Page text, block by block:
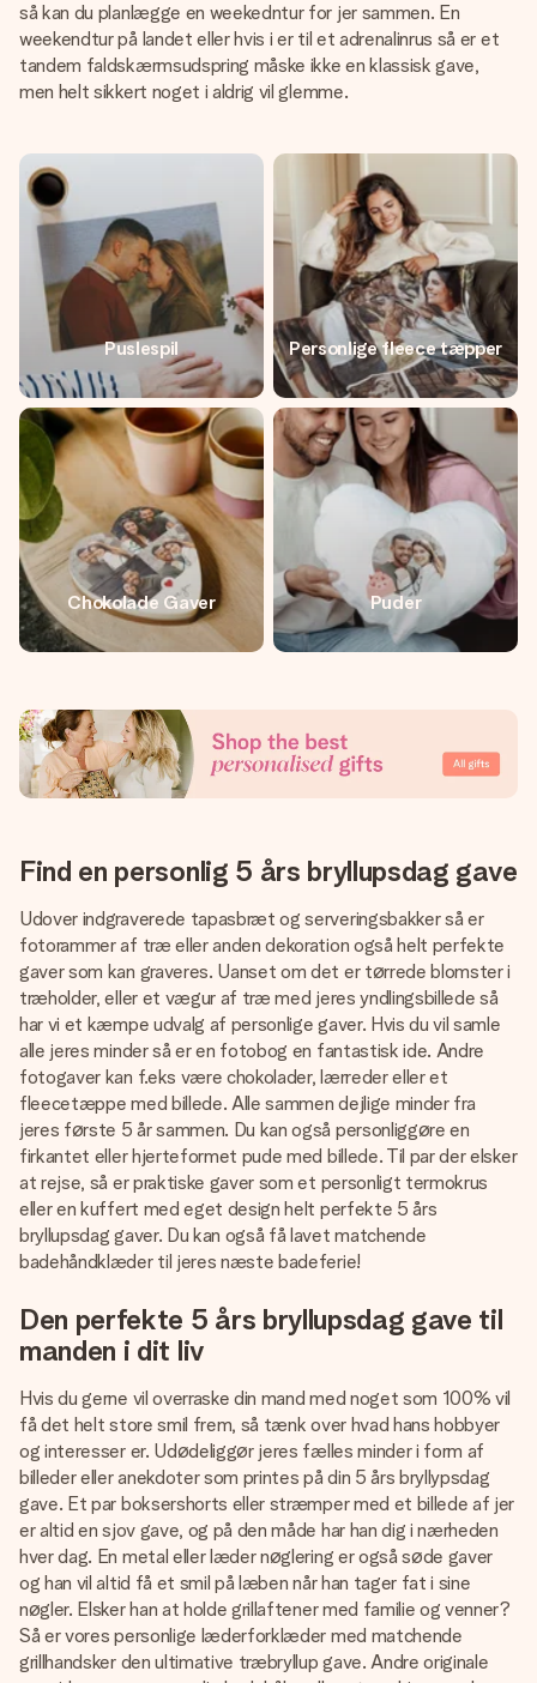
så kan du planlægge en weekedntur for jer sammen. En
weekendtur på landet eller hvis i er til et adrenalinrus så er et
tandem faldskærmsudspring måske ikke en klassisk gave,
men helt sikkert noget i aldrig vil glemme.
Puslespil Personlige fleece tæpper
Chokolade Gaver Puder
Find en personlig 5 års bryllupsdag gave
Udover indgraverede tapasbræt og serveringsbakker så er
fotorammer af træ eller anden dekoration også helt perfekte
gaver som kan graveres. Uanset om det er tørrede blomster i
træholder, eller et vægur af træ med jeres yndlingsbillede så
har vi et kæmpe udvalg af personlige gaver. Hvis du vil samle
alle jeres minder så er en fotobog en fantastisk ide. Andre
fotogaver kan f.eks være chokolader, lærreder eller et
fleecetæppe med billede. Alle sammen dejlige minder fra
jeres første 5 år sammen. Du kan også personliggøre en
firkantet eller hjerteformet pude med billede. Til par der elsker
at rejse, så er praktiske gaver som et personligt termokrus
eller en kuffert med eget design helt perfekte 5 års
bryllupsdag gaver. Du kan også få lavet matchende
badehåndklæder til jeres næste badeferie!
Den perfekte 5 års bryllupsdag gave til
manden i dit liv
Hvis du gerne vil overraske din mand med noget som 100% vil
få det helt store smil frem, så tænk over hvad hans hobbyer
og interesser er. Udødeliggør jeres fælles minder i form af
billeder eller anekdoter som printes på din 5 års bryllypsdag
gave. Et par boksershorts eller stræmper med et billede af jer
er altid en sjov gave, og på den måde har han dig i nærheden
hver dag. En metal eller læder nøglering er også søde gaver
og han vil altid få et smil på læben når han tager fat i sine
nøgler. Elsker han at holde grillaftener med familie og venner?
Så er vores personlige læderforklæder med matchende
grillhandsker den ultimative træbryllup gave. Andre originale